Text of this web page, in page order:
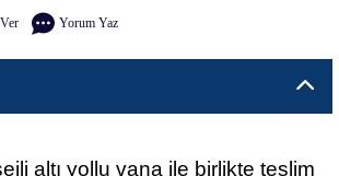
Yorum Yaz
altı yollu vana ile birlikte teslim